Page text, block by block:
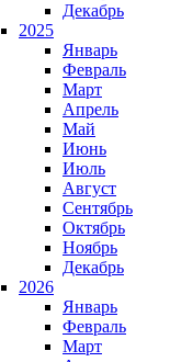
Декабрь
2025
Январь
Февраль
Март
Апрель
Май
Июнь
Июль
Август
Сентябрь
Октябрь
Ноябрь
Декабрь
2026
Январь
Февраль
Март